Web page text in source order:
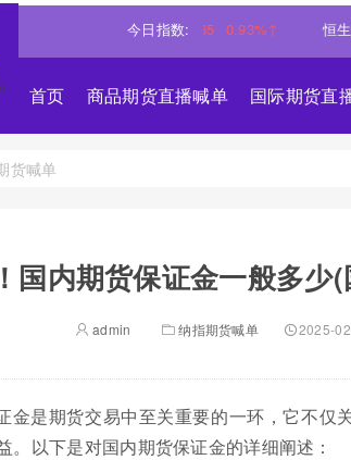
今日指数:
4694.4365 0.93%↑ 恒生指数
首页 商品期货直播喊单 国际期货直
货喊单
国内期货保证金一般多少
admin 纳指期货喊单 2025-
金是期货交易中至关重要的一环，它不仅
。以下是对国内期货保证金的详细阐述：